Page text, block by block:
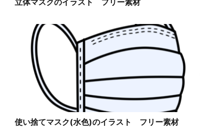
使い捨てマスク(水色)のイラスト フリー素材